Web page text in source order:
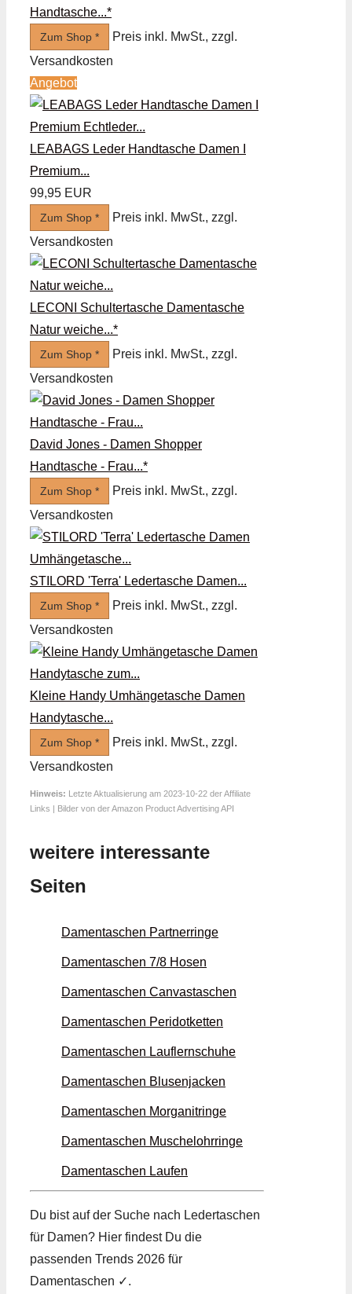
Handtasche...*
Zum Shop *
Preis inkl. MwSt., zzgl.
Versandkosten
Angebot
LEABAGS Leder Handtasche Damen I
Premium...
99,95 EUR
Zum Shop *
Preis inkl. MwSt., zzgl.
Versandkosten
LECONI Schultertasche Damentasche
Natur weiche...*
Zum Shop *
Preis inkl. MwSt., zzgl.
Versandkosten
David Jones - Damen Shopper
Handtasche - Frau...*
Zum Shop *
Preis inkl. MwSt., zzgl.
Versandkosten
STILORD 'Terra' Ledertasche Damen...
Zum Shop *
Preis inkl. MwSt., zzgl.
Versandkosten
Kleine Handy Umhängetasche Damen
Handytasche...
Zum Shop *
Preis inkl. MwSt., zzgl.
Versandkosten
Hinweis: Letzte Aktualisierung am 2023-10-22 der Affiliate
Links | Bilder von der Amazon Product Advertising API
weitere interessante
Seiten
Damentaschen Partner­ringe
Damentaschen 7/8 Hosen
Damentaschen Canvas­taschen
Damentaschen Peridot­ketten
Damentaschen Lauflern­schuhe
Damentaschen Blusen­jacken
Damentaschen Morganit­ringe
Damentaschen Muschel­ohrringe
Damentaschen Laufen
Du bist auf der Suche nach Leder­taschen
für Damen? Hier findest Du die
passenden Trends 2026 für
Damentaschen ✓.